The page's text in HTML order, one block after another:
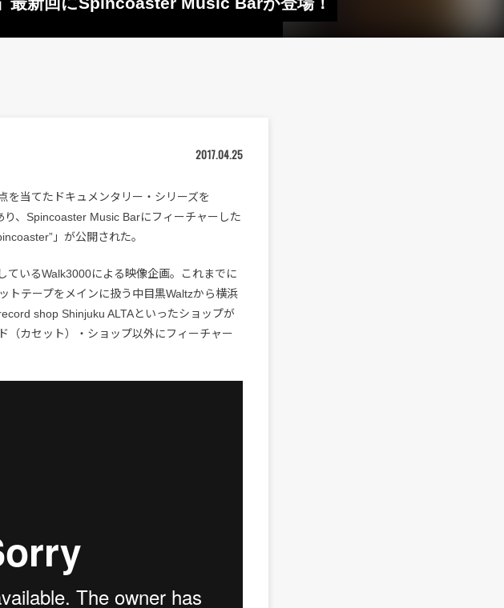
2017.04.25
を当てたドキュメンタリー・シリーズを
り、Spincoaster Music Barにフィーチャーした
」が公開された。
ているWalk3000による映像企画。これまでに
トテープをメインに扱う中目黒Waltzから横浜
shop Shinjuku ALTAといったショップが
（カセット）・ショップ以外にフィーチャー